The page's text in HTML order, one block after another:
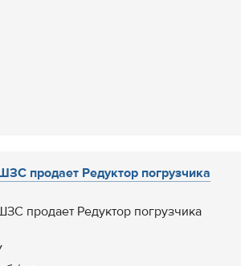
продает Редуктор погрузчика
продает Редуктор погрузчика